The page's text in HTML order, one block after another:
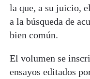
la que, a su juicio,
a la búsqueda de
bien común.
El volumen se
ensayos editados